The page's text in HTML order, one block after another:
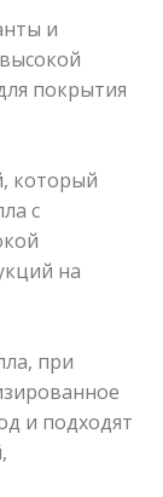
и
покрытия
который
с
на
при
и подходят